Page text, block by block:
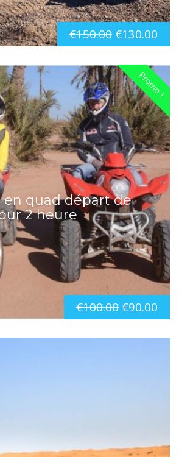
€150.00 €130.00
Promo !
en quad départ de
2 heure
€100.00 €90.00